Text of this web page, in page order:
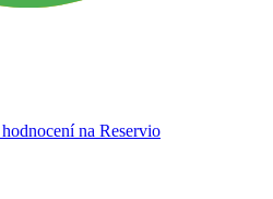
na Reservio